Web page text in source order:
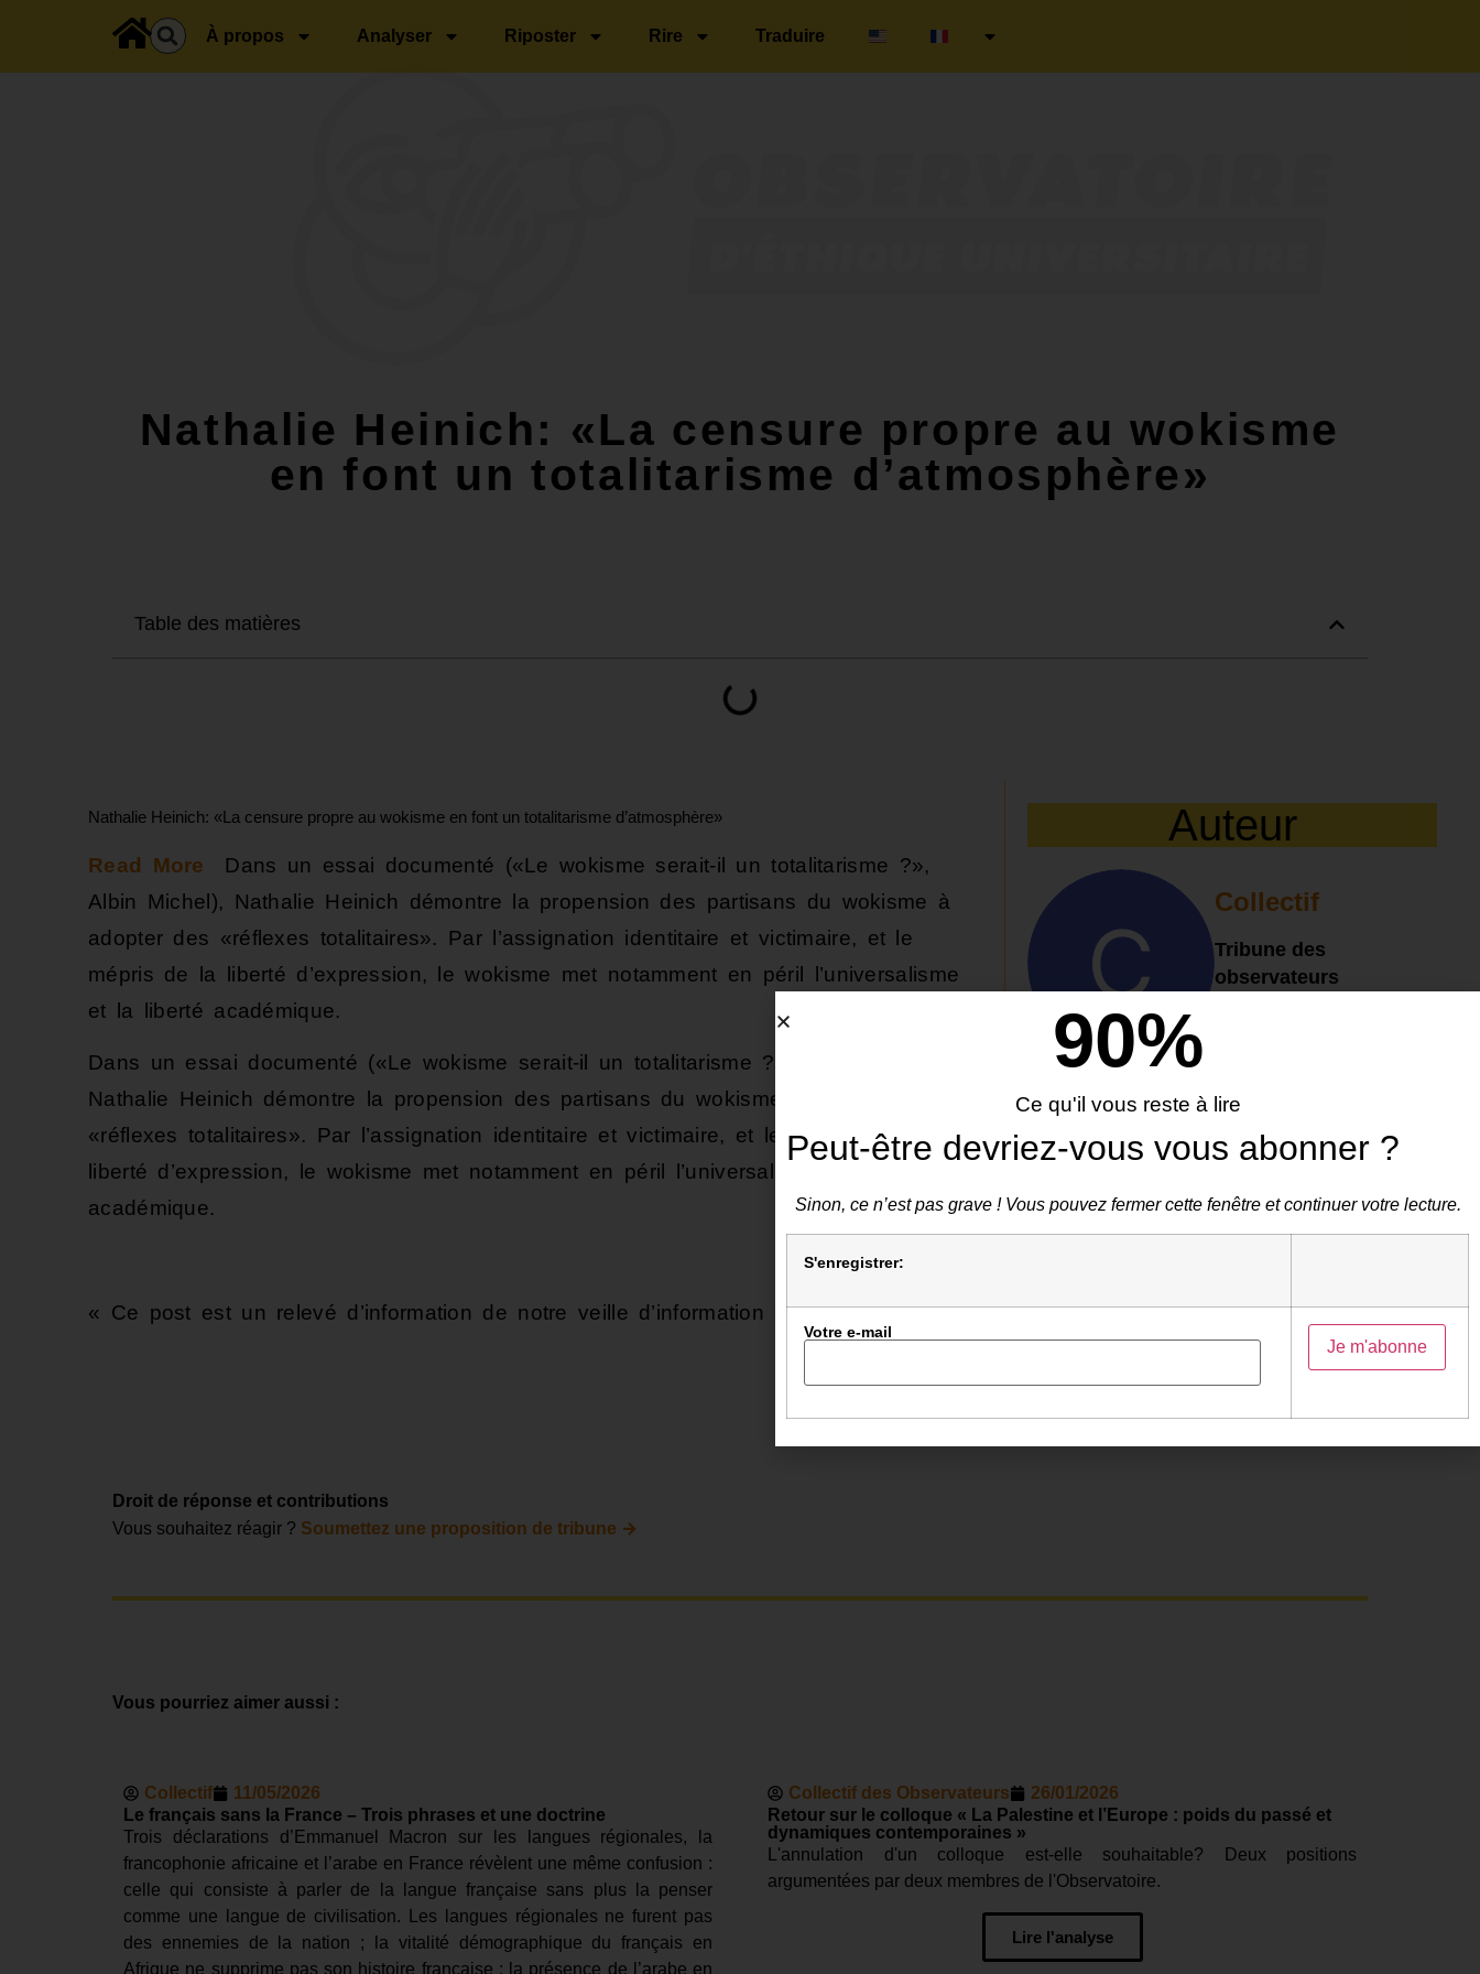
À propos Analyser Riposter Rire Traduire
Nathalie Heinich: «La censure propre au wokisme
en font un totalitarisme d’atmosphère»
Table des matières
Nathalie Heinich: «La censure propre au wokisme en font un totalitarisme d’atmosphère»
Read More Dans un essai documenté («Le wokisme serait-il un totalitarisme ?»,
Albin Michel), Nathalie Heinich démontre la propension des partisans du wokisme à
adopter des «réflexes totalitaires». Par l’assignation identitaire et victimaire, et le
mépris de la liberté d’expression, le wokisme met notamment en péril l’universalisme
et la liberté académique.
Dans un essai documenté («Le wokisme serait-il un totalitarisme ?», Albin Michel),
Nathalie Heinich démontre la propension des partisans du wokisme à adopter des
«réflexes totalitaires». Par l’assignation identitaire et victimaire, et le mépris de la
liberté d’expression, le wokisme met notamment en péril l’universalisme et la liberté
académique.
« Ce post est un relevé d’information de notre veille d’information »
Auteur
Collectif
Tribune des
observateurs
Droit de réponse et contributions
Vous souhaitez réagir ? Soumettez une proposition de tribune →
Vous pourriez aimer aussi :
Collectif
11/05/2026
Le français sans la France – Trois phrases et une doctrine
Trois déclarations d’Emmanuel Macron sur les langues régionales, la
francophonie africaine et l’arabe en France révèlent une même confusion :
celle qui consiste à parler de la langue française sans plus la penser
comme une langue de civilisation. Les langues régionales ne furent pas
des ennemies de la nation ; la vitalité démographique du français en
Afrique ne supprime pas son histoire française ; la présence de l’arabe en
Collectif des Observateurs
26/01/2026
Retour sur le colloque « La Palestine et l’Europe : poids du passé et
dynamiques contemporaines »
L'annulation d'un colloque est-elle souhaitable? Deux positions
argumentées par deux membres de l'Observatoire.
Lire l'analyse
Ce qu'il vous reste à lire
90%
Peut-être devriez-vous vous abonner ?
Sinon, ce n’est pas grave ! Vous pouvez fermer cette fenêtre et continuer votre lecture.
S'enregistrer:
Votre e-mail